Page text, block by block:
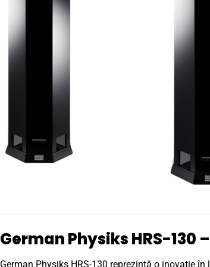
German Physiks HRS-
German Physiks HRS-130 reprezintă o inovație